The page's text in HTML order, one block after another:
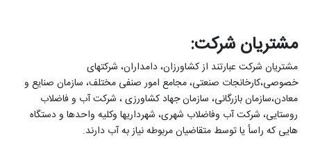
مشتریان شرکت:
مشتریان شرکت عبارتند از کشاورزان، دامداران، شرکتهای
خصوصی،کارخانجات صنعتی، مجامع امور صنفی مختلف، سازمان صنایع و
معادن،سازمان بازرگانی، سازمان جهاد کشاورزی ، شرکت آب و فاضلاب
روستایی، شرکت آب وفاضلاب شهری، شهرداریها وکلیه واحدها و دستگاه
هایی که راسأ یا توسط متقاضیان مربوطه نیاز به آب دارند.